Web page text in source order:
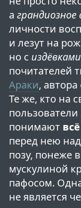
а
личности
и лезут на
но с издёвками
почитателей
Араки,
Те же, кто на
понимают
перед нею
позу, понеже
мускулиной
пафосом.
не является